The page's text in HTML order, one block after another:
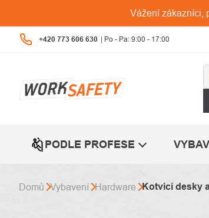
obsah
Vážení zákazníci,
+420 773 606 630
PODLE PROFESE
Domů Vybavení Hardware Kotvicí desky